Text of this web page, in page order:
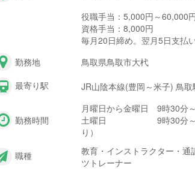
役職手当：5,000円～60,000
資格手当：8,000円
毎月20日締め。翌月5日支払い
勤務地
鳥取県鳥取市大杙
最寄り駅
JR山陰本線(豊岡～米子) 鳥
勤務時間
月曜日から金曜日 9時30分
土曜日 9時30分～13
り）
職種
教育・インストラクター・
ツトレーナー